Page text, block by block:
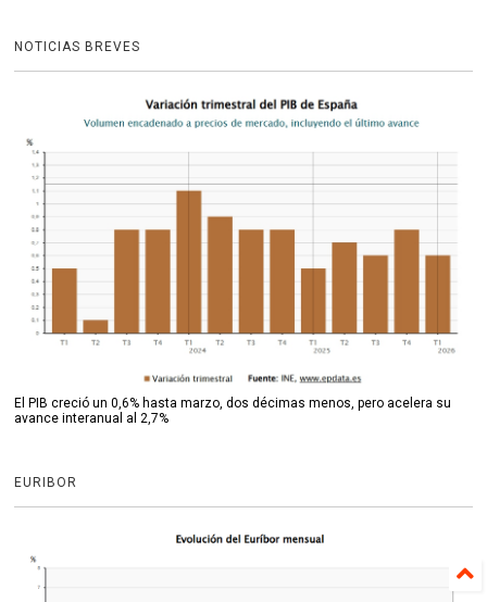
NOTICIAS BREVES
El PIB creció un 0,6% hasta marzo, dos décimas menos, pero acelera su
avance interanual al 2,7%
EURIBOR